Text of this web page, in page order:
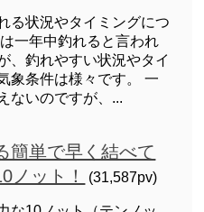
る状況やタイミングにつ
一年中釣れると言われ
、釣れやすい状況やタイ
象条件は様々です。 一
ないのですが、...
簡単で早く結べて
ノット！
(31,587pv)